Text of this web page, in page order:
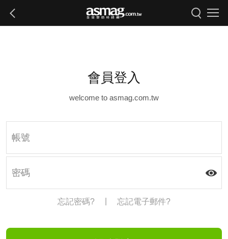
會員登入
welcome to asmag.com.tw
忘記密碼? 忘記電子郵件?